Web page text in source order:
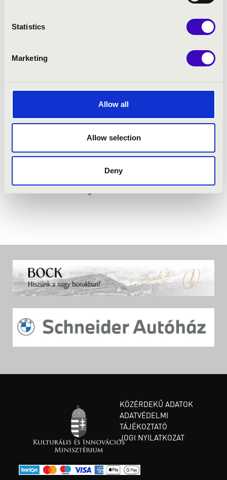
Statistics
Marketing
Allow all
Allow selection
Deny
KÖZÉRDEKŰ ADATOK
ADATVÉDELMI
TÁJÉKOZTATÓ
JOGI NYILATKOZAT